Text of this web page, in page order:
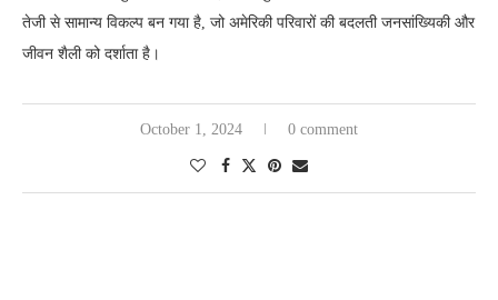
तेजी से सामान्य विकल्प बन गया है, जो अमेरिकी परिवारों की बदलती जनसांख्यिकी और
जीवन शैली को दर्शाता है।
October 1, 2024 0 comment